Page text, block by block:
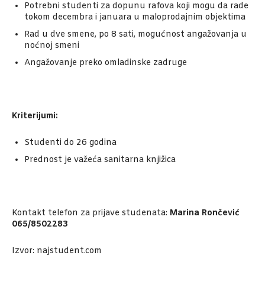
Potrebni studenti za dopunu rafova koji mogu da rade
tokom decembra i januara u maloprodajnim objektima
Rad u dve smene, po 8 sati, mogućnost angažovanja u
noćnoj smeni
Angažovanje preko omladinske zadruge
Kriterijumi:
Studenti do 26 godina
Prednost je važeća sanitarna knjižica
Kontakt telefon za prijave studenata: Marina Rončević
065/8502283
Izvor: najstudent.com